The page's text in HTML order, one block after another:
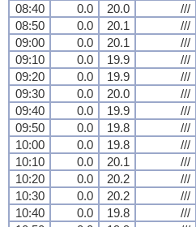
08:40
0.0 20.0 ///
08:50
0.0 20.1 ///
09:00
0.0 20.1 ///
09:10
0.0 19.9 ///
09:20
0.0 19.9 ///
09:30
0.0 20.0 ///
09:40
0.0 19.9 ///
09:50
0.0 19.8 ///
10:00
0.0 19.8 ///
10:10
0.0 20.1 ///
10:20
0.0 20.2 ///
10:30
0.0 20.2 ///
10:40
0.0 19.8 ///